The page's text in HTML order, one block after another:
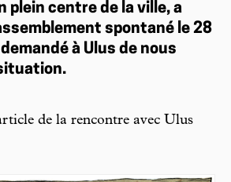
plein centre de la ville, a
spontané le 28
à Ulus de nous
de la rencontre avec Ulus